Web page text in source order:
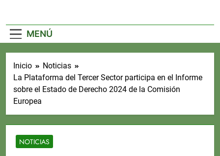
MENÚ
Inicio
Noticias
La Plataforma del Tercer Sector participa en el Informe
sobre el Estado de Derecho 2024 de la Comisión
Europea
NOTICIAS